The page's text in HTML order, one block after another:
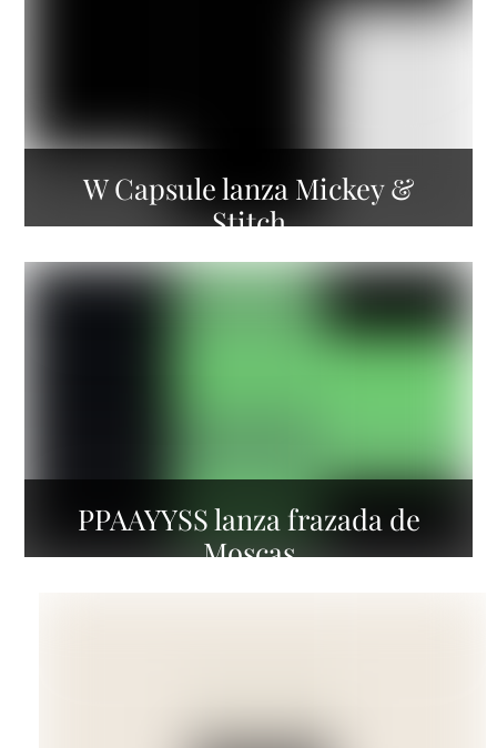
W Capsule lanza Mickey &
Stitch
PPAAYYSS lanza frazada de
Moscas